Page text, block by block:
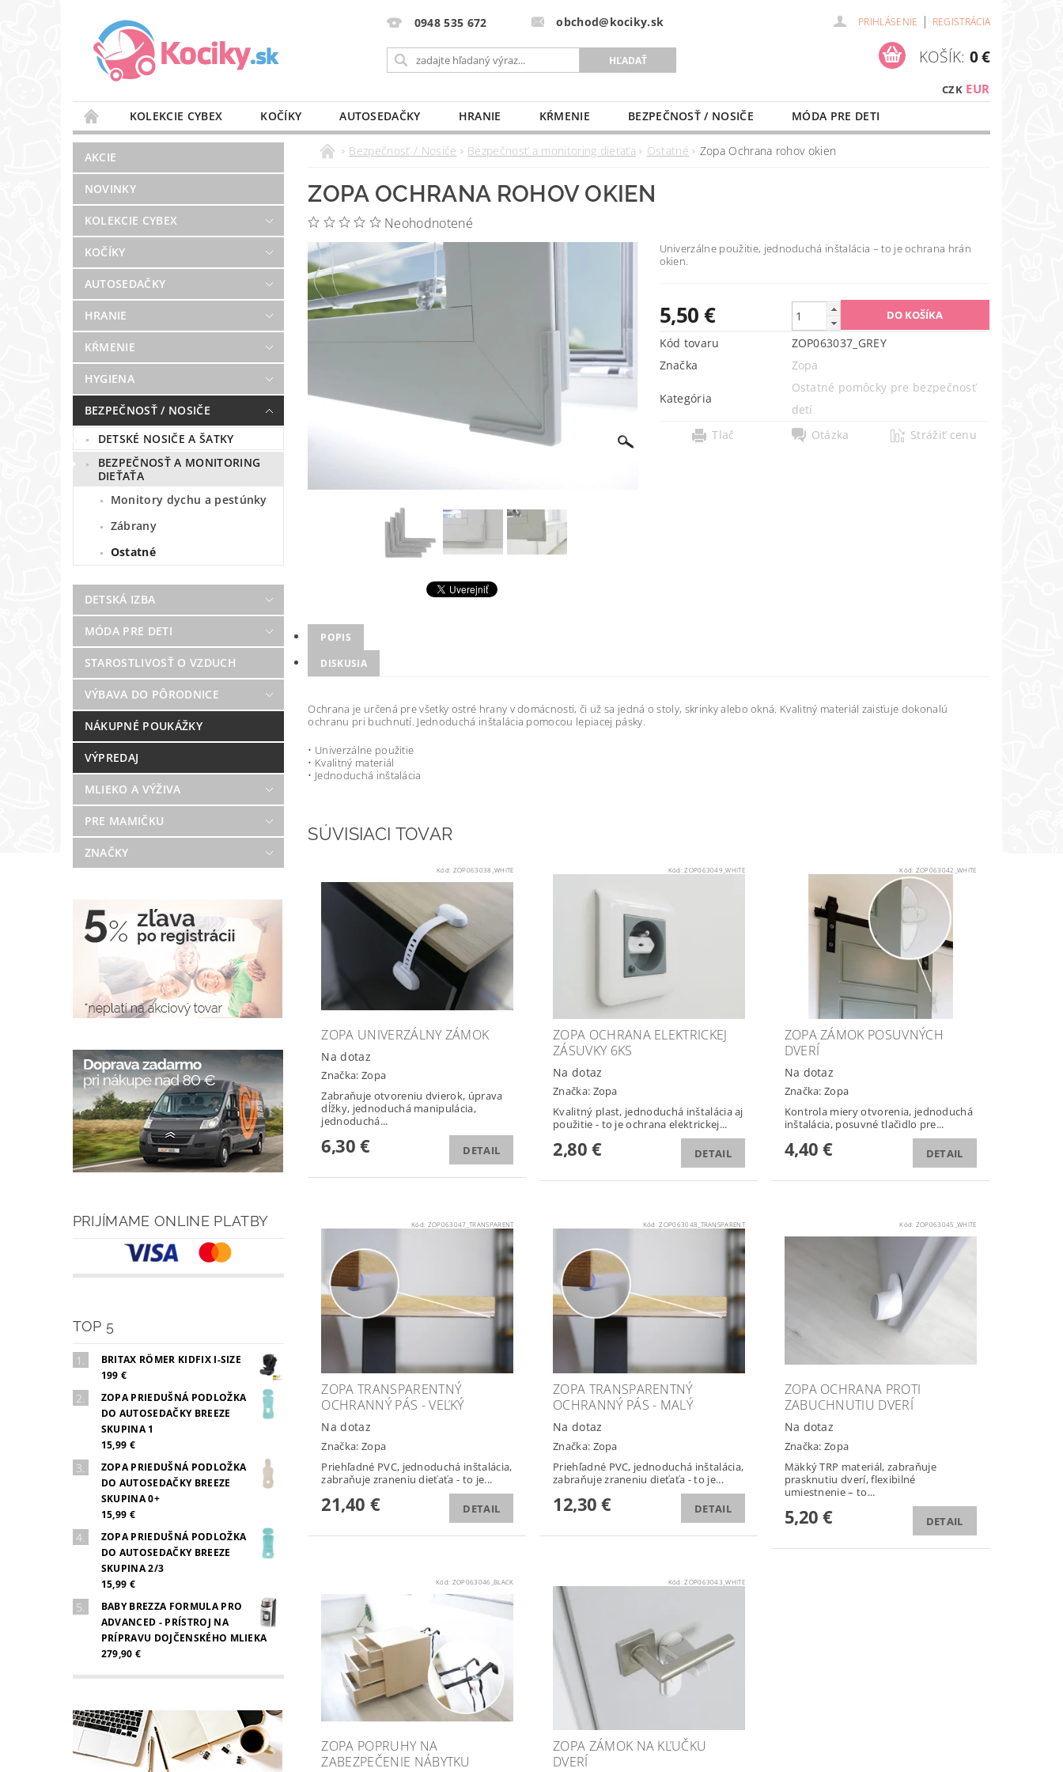
0948 535 672 obchod@kociky.sk PRIHLÁSENIE | REGISTRÁCIA
CZK EUR
KOŠÍK: 0 €
KOLEKCIE CYBEX KOČÍKY AUTOSEDAČKY HRANIE KŔMENIE BEZPEČNOSŤ / NOSIČE
MÓDA PRE DETI
STAROSTLIVOSŤ O VZDUCH
VÝBAVA DO PÔRODNICE MLIEKO A VÝŽIVA PRE MAMIČKU NAŠE SLUŽBY
O NÁKUPE
BLOG
PREDAJŇA KONTAKT
AKCIE
NOVINKY
KOLEKCIE CYBEX
KOČÍKY
AUTOSEDAČKY
HRANIE
KŔMENIE
HYGIENA
BEZPEČNOSŤ / NOSIČE
DETSKÉ NOSIČE A ŠATKY
BEZPEČNOSŤ A MONITORING
DIEŤAŤA
Monitory dychu a pestúnky
Zábrany
Ostatné
DETSKÁ IZBA
MÓDA PRE DETI
STAROSTLIVOSŤ O VZDUCH
VÝBAVA DO PÔRODNICE
NÁKUPNÉ POUKÁŽKY
VÝPREDAJ
MLIEKO A VÝŽIVA
PRE MAMIČKU
ZNAČKY
PRIJÍMAME ONLINE PLATBY
TOP 5
BRITAX RÖMER KIDFIX I-SIZE
199 €
ZOPA PRIEDUŠNÁ PODLOŽKA
DO AUTOSEDAČKY BREEZE
SKUPINA 1
15,99 €
ZOPA PRIEDUŠNÁ PODLOŽKA
DO AUTOSEDAČKY BREEZE
SKUPINA 0+
15,99 €
ZOPA PRIEDUŠNÁ PODLOŽKA
DO AUTOSEDAČKY BREEZE
SKUPINA 2/3
15,99 €
BABY BREZZA FORMULA PRO
ADVANCED - PRÍSTROJ NA
PRÍPRAVU DOJČENSKÉHO MLIEKA
279,90 €
Bezpečnosť / Nosiče Bezpečnosť a monitoring dieťaťa Ostatné Zopa Ochrana rohov okien
ZOPA OCHRANA ROHOV OKIEN
Neohodnotené
Univerzálne použitie, jednoduchá inštalácia – to je ochrana hrán
okien.
5,50 €
Kód tovaru
ZOP063037_GREY
Značka
Zopa
Kategória
Ostatné pomôcky pre bezpečnosť
detí
Tlač
Otázka Strážiť cenu
POPIS
DISKUSIA
Ochrana je určená pre všetky ostré hrany v domácnosti, či už sa jedná o stoly, skrinky alebo okná. Kvalitný materiál zaisťuje dokonalú
ochranu pri buchnutí. Jednoduchá inštalácia pomocou lepiacej pásky.
• Univerzálne použitie
• Kvalitný materiál
• Jednoduchá inštalácia
SÚVISIACI TOVAR
Kód: ZOP063038_WHITE
ZOPA UNIVERZÁLNY ZÁMOK
Na dotaz
Značka: Zopa
Zabraňuje otvoreniu dvierok, úprava
dĺžky, jednoduchá manipulácia,
jednoduchá...
6,30 € DETAIL
Kód:ZOP063049_WHITE
ZOPA OCHRANA ELEKTRICKEJ
ZÁSUVKY 6KS
Na dotaz
Značka: Zopa
Kvalitný plast, jednoduchá inštalácia aj
použitie - to je ochrana elektrickej...
2,80 € DETAIL
Kód: ZOP063042_WHITE
ZOPA ZÁMOK POSUVNÝCH
DVERÍ
Na dotaz
Značka:Zopa
Kontrola miery otvorenia, jednoduchá
inštalácia, posuvné tlačidlo pre...
4,40 € DETAIL
Kód: ZOP063047_TRANSPARENT
ZOPA TRANSPARENTNÝ
OCHRANNÝ PÁS - VEĽKÝ
Na dotaz
Značka: Zopa
Priehľadné PVC, jednoduchá inštalácia,
zabraňuje zraneniu dieťaťa - to je...
21,40 € DETAIL
Kód:ZOP063048_TRANSPARENT
ZOPA TRANSPARENTNÝ
OCHRANNÝ PÁS - MALÝ
Na dotaz
Značka: Zopa
Priehľadné PVC, jednoduchá inštalácia,
zabraňuje zraneniu dieťaťa - to je...
12,30 € DETAIL
Kód: ZOP063045_WHITE
ZOPA OCHRANA PROTI
ZABUCHNUTIU DVERÍ
Na dotaz
Značka:Zopa
Mäkký TRP materiál, zabraňuje
prasknutiu dverí, flexibilné
umiestnenie – to...
5,20 € DETAIL
Kód: ZOP063046_BLACK
ZOPA POPRUHY NA
ZABEZPEČENIE NÁBYTKU
Kód:ZOP063043_WHITE
ZOPA ZÁMOK NA KĽUČKU
DVERÍ